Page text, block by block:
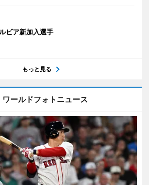
ビア新加入選手
もっと見る
ワールドフォトニュース